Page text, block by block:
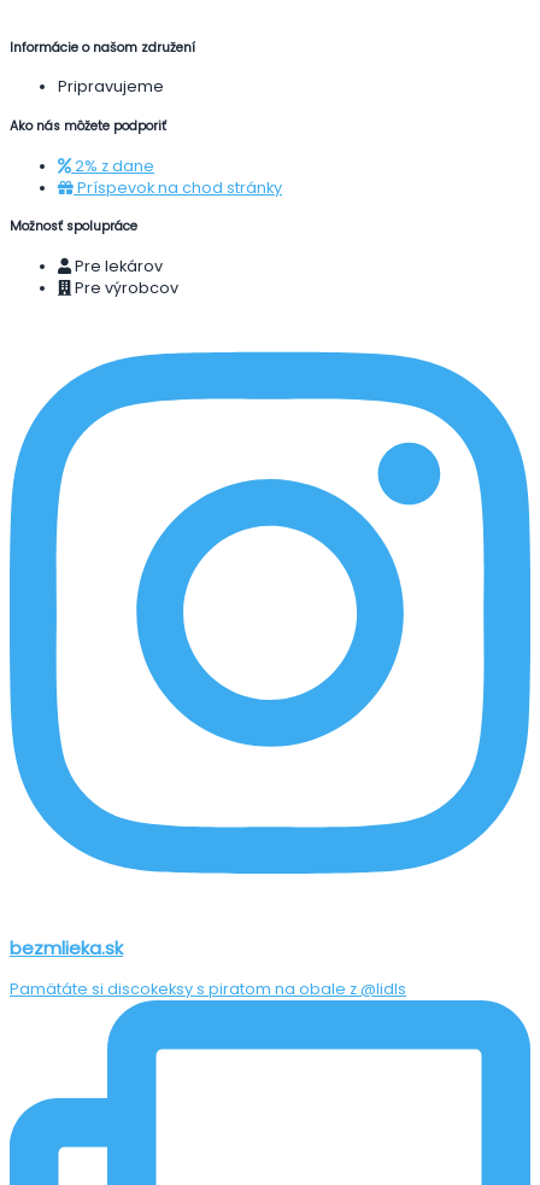
Informácie o našom združení
Pripravujeme
Ako nás môžete podporiť
2% z dane
Príspevok na chod stránky
Možnosť spolupráce
Pre lekárov
Pre výrobcov
bezmlieka.sk
Pamätáte si discokeksy s piratom na obale z @lidls